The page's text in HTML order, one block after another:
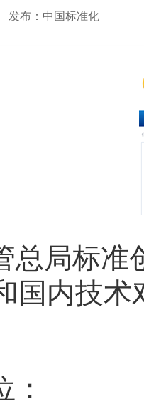
发布：中国标准化
总局标
国内技